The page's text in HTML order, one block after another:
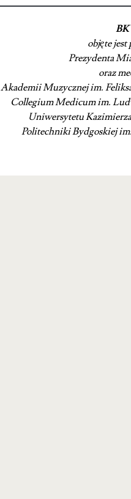
objęte jest
Prezydenta
oraz
Akademii Muzycznej im.
Collegium Medicum im.
Uniwersytetu
Politechniki Bydgoskiej